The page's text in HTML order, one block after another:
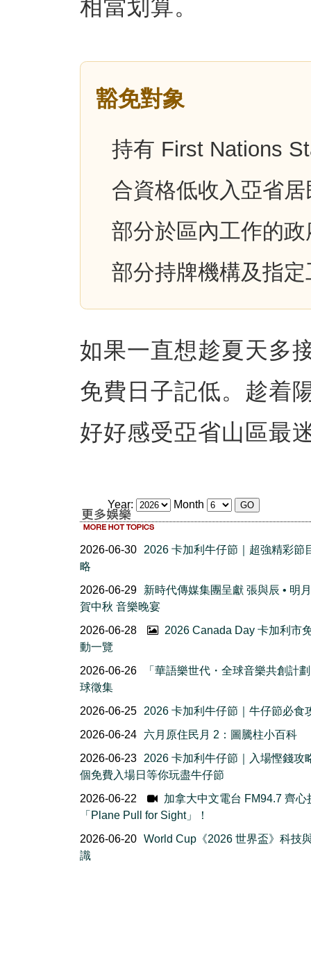
相當划算。
豁免對象
持有 First Nations
合資格低收入亞省居
部分於區內工作的
部分持牌機構及指
如果一直想趁夏天多
免費日子記低。趁着
好好感受亞省山區最
Year: Month
2026-06-30
2026 卡加利牛仔節｜超強精彩節
略
2026-06-29
新時代傳媒集團呈獻 張與辰 • 明
賀中秋 音樂晚宴
2026-06-28
2026 Canada Day 卡加利市
動一覽
2026-06-26
「華語樂世代・全球音樂共創計
球徵集
2026-06-25
2026 卡加利牛仔節｜牛仔節必食
2026-06-24
六月原住民月 2：圖騰柱小百科
2026-06-23
2026 卡加利牛仔節｜入場慳錢攻
個免費入場日等你玩盡牛仔節
2026-06-22
加拿大中文電台 FM94.7 齊心
「Plane Pull for Sight」！
2026-06-20 World Cup《2026 世界盃》科技
識